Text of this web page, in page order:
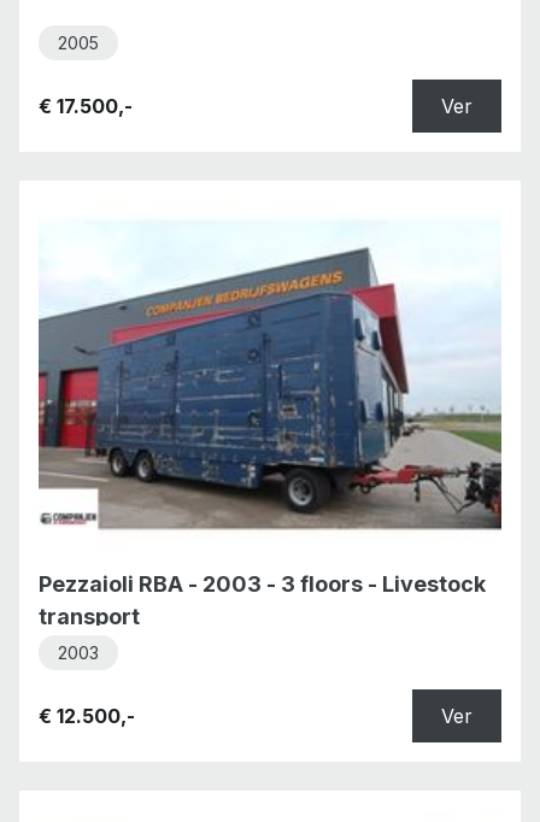
2005
€ 17.500,- Ver
Pezzaioli RBA - 2003 - 3 floors - Livestock
transport
2003
€ 12.500,- Ver